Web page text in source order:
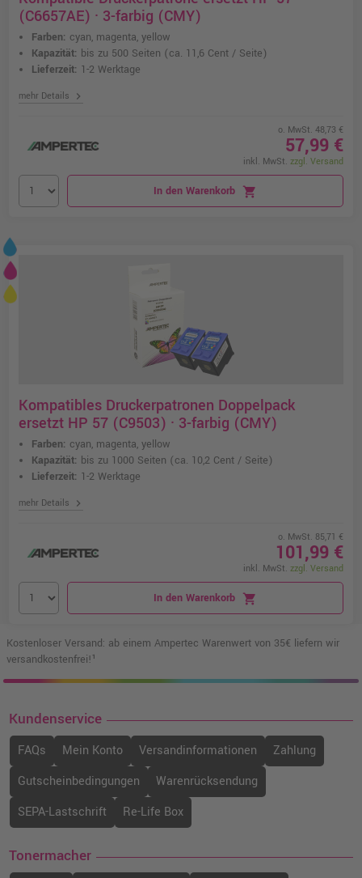
(C6657AE) · 3-farbig (CMY)
Farben: cyan, magenta, yellow
Kapazität: bis zu 500 Seiten (ca. 11,6 Cent / Seite)
Lieferzeit: 1-2 Werktage
mehr Details chevron_right
o. MwSt. 48,73 €
57,99 €
inkl. MwSt. zzgl. Versand
In den Warenkorb shopping_cart
Kompatibles Druckerpatronen Doppelpack
ersetzt HP 57 (C9503) · 3-farbig (CMY)
Farben: cyan, magenta, yellow
Kapazität: bis zu 1000 Seiten (ca. 10,2 Cent / Seite)
Lieferzeit: 1-2 Werktage
mehr Details chevron_right
o. MwSt. 85,71 €
101,99 €
inkl. MwSt. zzgl. Versand
In den Warenkorb shopping_cart
Kostenloser Versand: ab einem Ampertec Warenwert von 35€ liefern wir
versandkostenfrei!¹
Kundenservice
FAQs Mein Konto Versandinformationen
Zahlung
Gutscheinbedingungen
Warenrücksendung
SEPA-Lastschrift
Re-Life Box
Tonermacher